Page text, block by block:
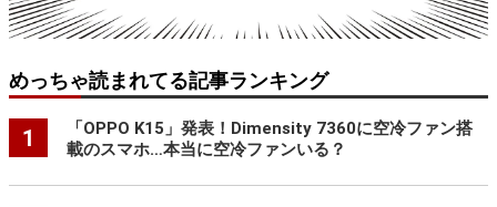
めっちゃ読まれてる記事ランキング
1
「OPPO K15」発表！Dimensity 7360に空冷ファン搭
載のスマホ…本当に空冷ファンいる？